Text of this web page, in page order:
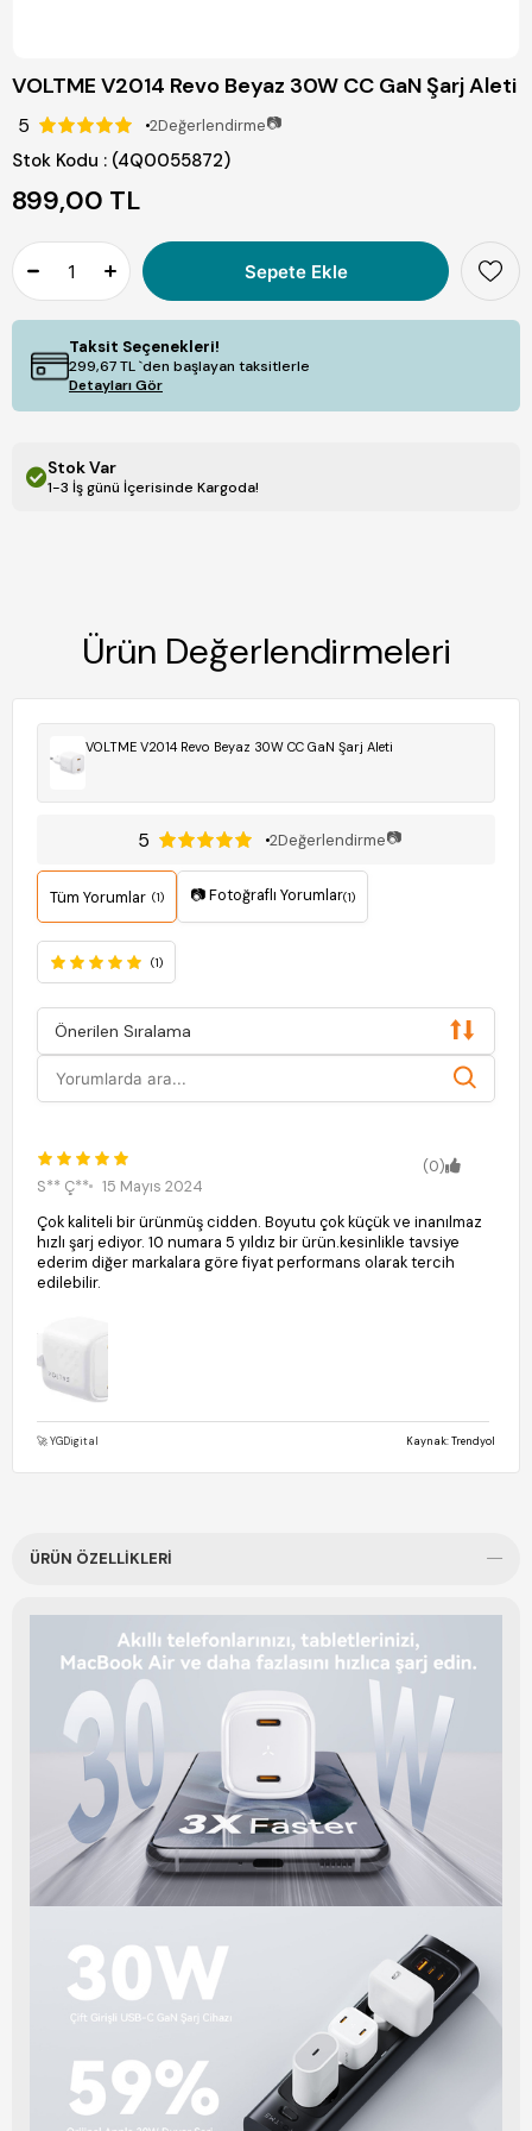
VOLTME V2014 Revo Beyaz 30W CC GaN Şarj Aleti
5 2Değerlendirme📷
Stok Kodu (4Q0055872)
899,00 TL
Taksit Seçenekleri!
299,67 TL`den başlayan taksitlerle
Detayları Gör
Stok Var
1-3 İş günü İçerisinde Kargoda!
Ürün Değerlendirmeleri
VOLTME V2014 Revo Beyaz 30W CC GaN Şarj Aleti
5 2Değerlendirme📷
Tüm Yorumlar (1) 📷 Fotoğraflı Yorumlar(1)
(1)
Önerilen Sıralama
(0)
S** Ç**
15 Mayıs 2024
Çok kaliteli bir ürünmüş cidden. Boyutu çok küçük ve inanılmaz
hızlı şarj ediyor. 10 numara 5 yıldız bir ürün.kesinlikle tavsiye
ederim diğer markalara göre fiyat performans olarak tercih
edilebilir.
🚀 YGDigital Kaynak: Trendyol
ÜRÜN ÖZELLIKLERI